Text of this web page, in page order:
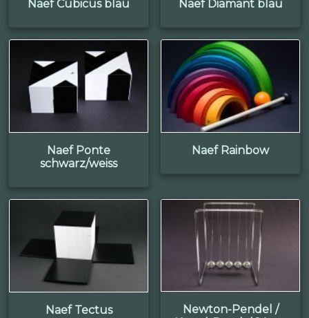
Naef Cubicus blau Naef Diamant blau
Naef Ponte
schwarz/weiss
Naef Rainbow
Naef Tectus
Newton-Pendel /